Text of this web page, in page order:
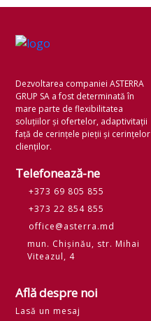
Dezvoltarea companiei ASTERRA
GRUP SA a fost determinată în
mare parte de flexibilitatea
soluțiilor și ofertelor, adaptivitații
față de cerințele pieții și cerințelor
clienților.
Telefonează-ne
+373 69 805 855
+373 22 854 855
office@asterra.md
mun. Chișinău, str. Mihai
Viteazul, 4
Află despre noi
Lasă un mesaj